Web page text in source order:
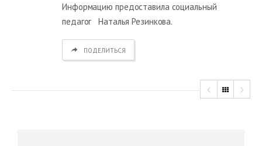
Информацию предоставила социальный
педагог Наталья Резинкова.
ПОДЕЛИТЬСЯ